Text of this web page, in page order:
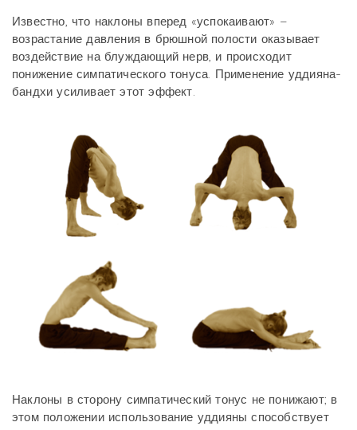
Известно, что наклоны вперед «успокаивают» –
возрастание давления в брюшной полости оказывает
воздействие на блуждающий нерв, и происходит
понижение симпатического тонуса. Применение уддияна-
бандхи усиливает этот эффект.
Наклоны в сторону симпатический тонус не понижают; в
этом положении использование уддияны способствует